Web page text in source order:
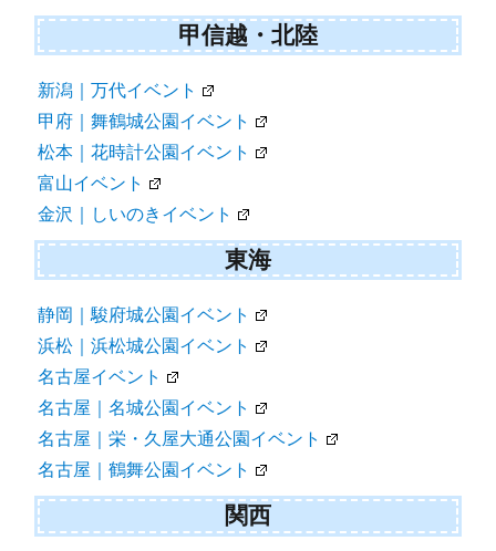
甲信越・北陸
新潟｜万代イベント
甲府｜舞鶴城公園イベント
松本｜花時計公園イベント
富山イベント
金沢｜しいのきイベント
東海
静岡｜駿府城公園イベント
浜松｜浜松城公園イベント
名古屋イベント
名古屋｜名城公園イベント
名古屋｜栄・久屋大通公園イベント
名古屋｜鶴舞公園イベント
関西